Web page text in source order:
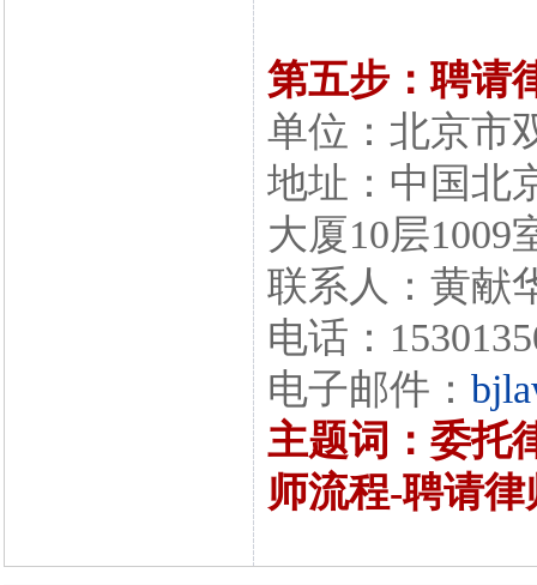
第五步：聘请
单位：北京市
地址：中国北
大厦10层
联系人：黄献
电话：
电子邮件：
主题词：委托
师流程-聘请